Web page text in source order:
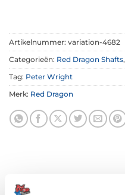
Artikelnummer: variation-4682
Categorieën: Red Dragon Shafts,
Tag: Peter Wright
Merk: Red Dragon